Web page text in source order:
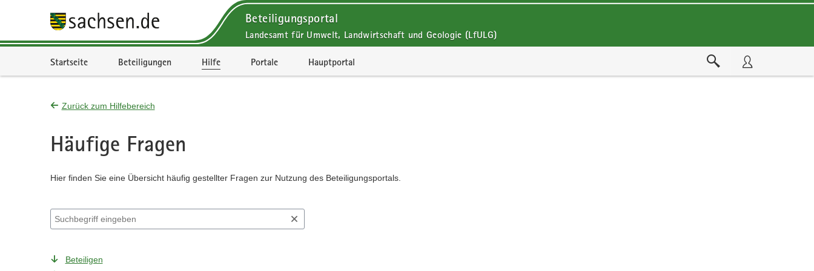
Beteiligungsportal
Landesamt für Umwelt, Landwirtschaft und Geologie (LfULG)
Startseite Beteiligungen Hilfe Portale Hauptportal
Zurück zum Hilfebereich
Häufige Fragen
Hier finden Sie eine Übersicht häufig gestellter Fragen zur Nutzung des Beteiligungsportals.
Suchbegriff eingeben
Beteiligen